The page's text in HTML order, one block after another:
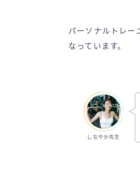
パーソナルトレー
なっています。
しなやか先生